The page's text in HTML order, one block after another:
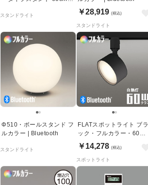
スタンドライト ￥28,919 (税込)
スタンドライト
Φ510・ボールスタンド フ
ルカラー | Bluetooth
スタンドライト
FLATスポットライト ブラ
ック・フルカラー・60W
相当 | ダクトレール用・
Bluetooth
￥14,278 (税込)
スポットライト